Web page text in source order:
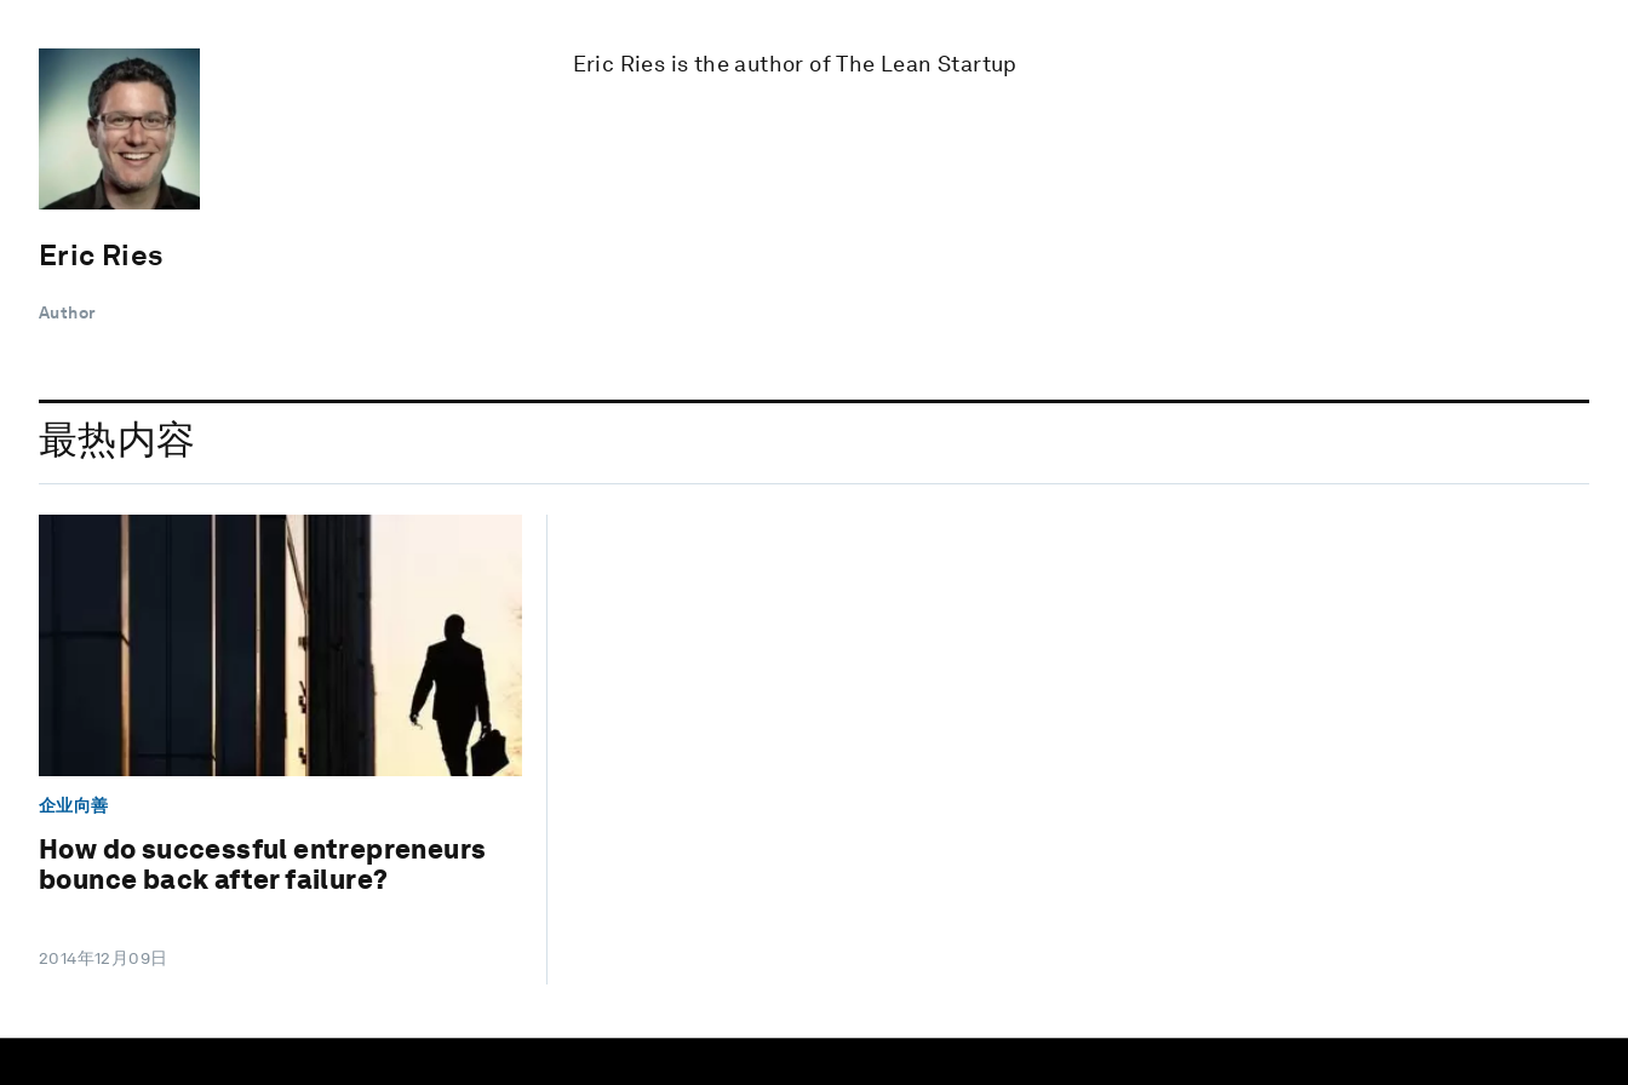
Eric Ries
Author
Eric Ries is the author of The Lean Startup
最热内容
企业向善
How do successful entrepreneurs
bounce back after failure?
2014年12月09日